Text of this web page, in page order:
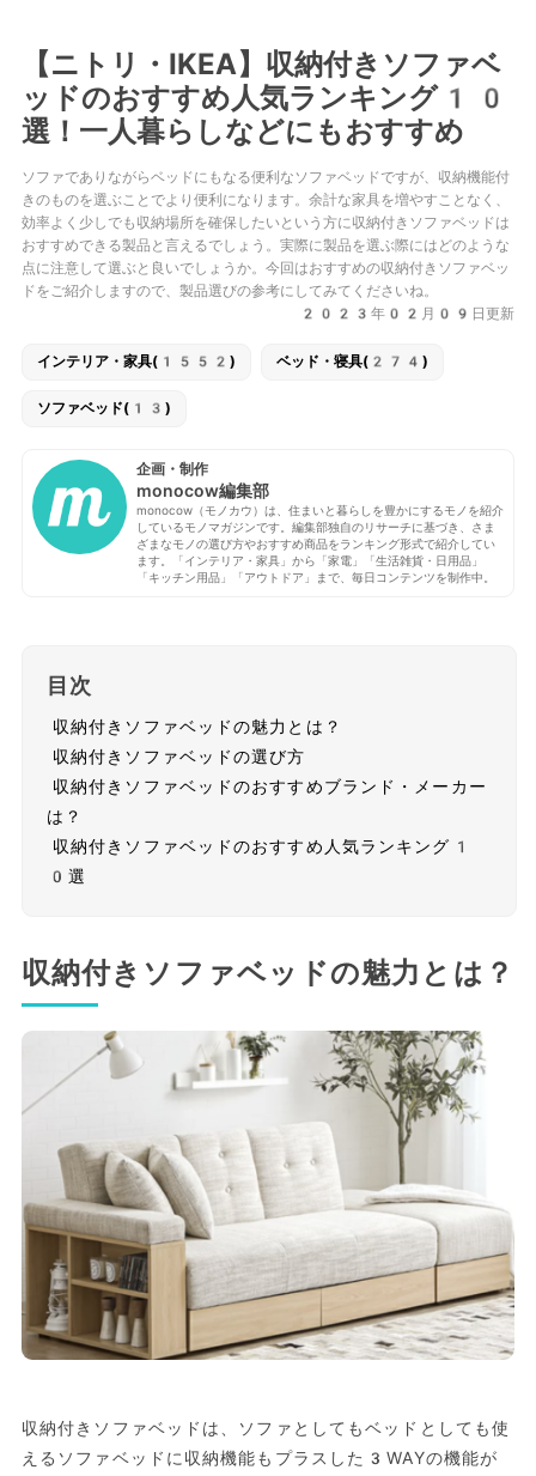
【ニトリ・IKEA】収納付きソファベ
ッドのおすすめ人気ランキング10
選！一人暮らしなどにもおすすめ
ソファでありながらベッドにもなる便利なソファベッドですが、収納機能付
きのものを選ぶことでより便利になります。余計な家具を増やすことなく、
効率よく少しでも収納場所を確保したいという方に収納付きソファベッドは
おすすめできる製品と言えるでしょう。実際に製品を選ぶ際にはどのような
点に注意して選ぶと良いでしょうか。今回はおすすめの収納付きソファベッ
ドをご紹介しますので、製品選びの参考にしてみてくださいね。
2023年02月09日更新
インテリア・家具(1552) ベッド・寝具(274)
ソファベッド(13)
企画・制作
monocow編集部
monocow（モノカウ）は、住まいと暮らしを豊かにするモノを紹介
しているモノマガジンです。編集部独自のリサーチに基づき、さま
ざまなモノの選び方やおすすめ商品をランキング形式で紹介してい
ます。「インテリア・家具」から「家電」「生活雑貨・日用品」
「キッチン用品」「アウトドア」まで、毎日コンテンツを制作中。
目次
収納付きソファベッドの魅力とは？
収納付きソファベッドの選び方
収納付きソファベッドのおすすめブランド・メーカー
は？
収納付きソファベッドのおすすめ人気ランキング1
0選
収納付きソファベッドの魅力とは？
収納付きソファベッドは、ソファとしてもベッドとしても使
えるソファベッドに収納機能もプラスした3WAYの機能が